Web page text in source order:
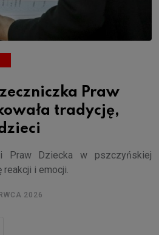
Praw
tradycję,
Praw Dziecka w pszczyńskiej
reakcji i emocji.
2026